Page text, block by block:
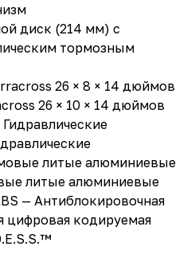
диск (214 мм) с
тормозным
26 × 8 × 14 дюймов
26 × 10 × 14 дюймов
литые алюминиевые
литые алюминиевые
— Антиблокировочная
цифровая кодируемая